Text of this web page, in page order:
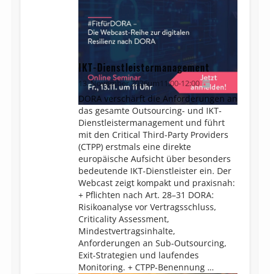
IKT-Dienstleistermanagement
13. November 2026um11:00-12:00
DORA verschärft die Anforderungen an
das gesamte Outsourcing- und IKT-
Dienst­leister­management und führt
mit den Critical Third-Party Providers
(CTPP) erstmals eine direkte
europäische Aufsicht über besonders
bedeutende IKT-Dienstleister ein. Der
Webcast zeigt kompakt und praxisnah:
+ Pflichten nach Art. 28–31 DORA:
Risikoanalyse vor Vertragsschluss,
Criticality Assessment,
Mindestvertragsinhalte,
Anforderungen an Sub-Outsourcing,
Exit-Strategien und laufendes
Monitoring. + CTPP-Benennung …